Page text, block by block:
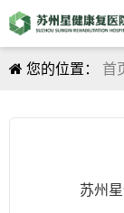
您的位置： 首
苏州